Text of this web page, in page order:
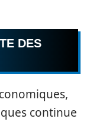
DES
continue